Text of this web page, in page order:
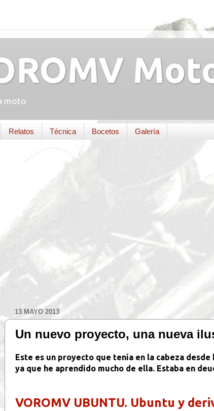
moto
Relatos Técnica Bocetos Galería
13 MAYO 2013
Un nuevo proyecto, una nueva
Este es un proyecto que tenía en la cabeza
ya que he aprendido mucho de ella. Estaba en
VOROMV UBUNTU. Ubuntu y